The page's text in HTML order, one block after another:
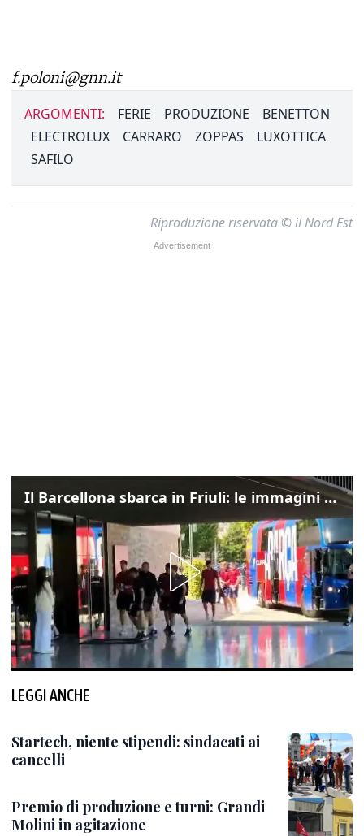
f.poloni@gnn.it
ARGOMENTI: FERIE PRODUZIONE
BENETTON
ELECTROLUX
CARRARO ZOPPAS
LUXOTTICA
SAFILO
Riproduzione riservata © il Nord Est
Il Barcellona sbarca in Friuli: le immagini dell'arrivo in albergo
LEGGI ANCHE
Startech, niente stipendi: sindacati ai
cancelli
Premio di produzione e turni: Grandi
Molini in agitazione